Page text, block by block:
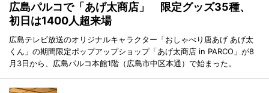
広島パルコで「あげ太商店」 限定グッズ35種、
初日は1400人超来場
広島テレビ放送のオリジナルキャラクター「おしゃべり唐あげ あげ太
くん」の期間限定ポップアップショップ「あげ太商店 in PARCO」が8
月3日から、広島パルコ本館1階（広島市中区本通）で始まった。